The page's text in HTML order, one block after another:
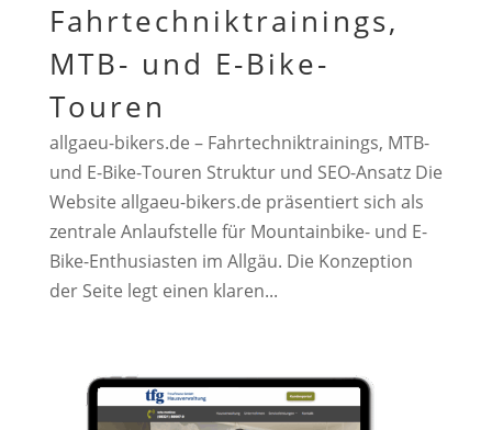
Fahrtechniktrainings,
MTB- und E-Bike-
Touren
allgaeu-bikers.de – Fahrtechniktrainings, MTB-
und E-Bike-Touren Struktur und SEO-Ansatz Die
Website allgaeu-bikers.de präsentiert sich als
zentrale Anlaufstelle für Mountainbike- und E-
Bike-Enthusiasten im Allgäu. Die Konzeption
der Seite legt einen klaren...